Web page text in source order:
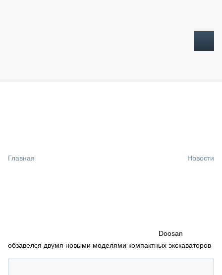
СПЕЦПРОЕКТЫ
Главная Новости
Doosan
обзавелся двумя новыми моделями компактных экскаваторов